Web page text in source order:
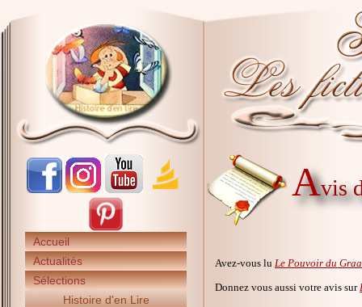
Accueil
Actualités
Sélections
Histoire d'en Lire
Avis
Avez-vous lu Le Pouvoir du
Donnez vous aussi votre avis sur